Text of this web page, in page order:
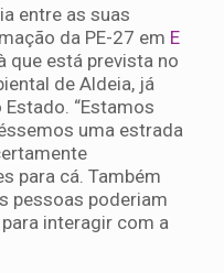
entre as suas
da PE-27 em E
que está prevista no
de Aldeia, já
“Estamos
uma estrada
para cá. Também
pessoas poderiam
interagir com a